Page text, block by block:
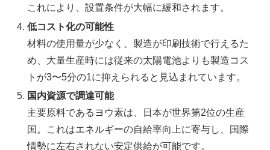
これにより、設置条件が大幅に緩和されます。
低コスト化の可能性
材料の使用量が少なく、製造が印刷技術で行えるた
め、大量生産時には従来の太陽電池よりも製造コス
トが3〜5分の1に抑えられると見込まれています。
国内資源で調達可能
主要原料であるヨウ素は、日本が世界第2位の生産
国。これはエネルギーの自給率向上に寄与し、国際
情勢に左右されない安定供給が可能です。